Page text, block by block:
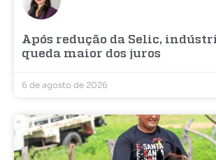
Após redução da Selic,
queda maior dos juros
6 de agosto de 2026